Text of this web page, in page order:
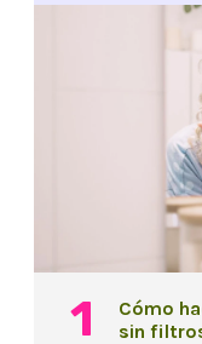
Cómo
sin